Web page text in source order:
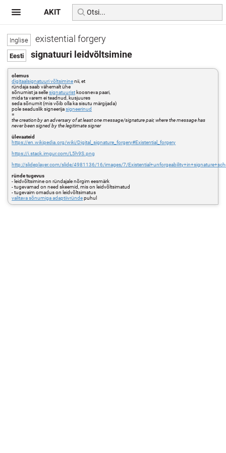
existential forgery
signatuuri leidvõltsimine
olemus
digitaalsignatuuri võltsiminenii, et
ründaja saab vähemalt ühe
sõnumist ja sellesignatuurist koosneva paari,
mida ta varem ei teadnud, kusjuures
seda sõnumit (mis võib olla ka sisutu märgijada)
pole seaduslik signeerijasigneerinud
=
the creation by an adversary of at least one message/signature pair, where the message has
never been signed by the legitimate signer
ülevaateid
https://en.wikipedia.org/wiki/Digital_signature_forgery#Existential_forgery
https://i.stack.imgur.com/L5h9S.png
http://slideplayer.com/slide/4981136/16/images/7/
ründe tugevus
- leidvõltsimine on ründajale nõrgim eesmärk
- tugevamad on need skeemid, mis on leidvõltsimatud
- tugevaim omadus on leidvõltsimatus
valitava sõnumiga adaptiivründepuhul
AKIT